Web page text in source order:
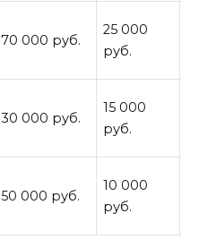
70 000 руб.
25 000
руб.
30 000 руб.
15 000
руб.
50 000 руб.
10 000
руб.